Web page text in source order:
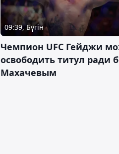
09:39, Бүгін
Чемпион UFC Гейджи
освободить титул ради
Махачевым